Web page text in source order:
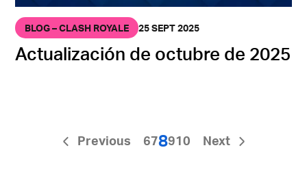
BLOG – CLASH ROYALE 25 SEPT 2025
Actualización de octubre de 2025
Previous 678910 Next